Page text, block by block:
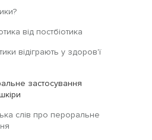
від постбіотика
відіграють у здоров'ї
застосування
слів про пероральне